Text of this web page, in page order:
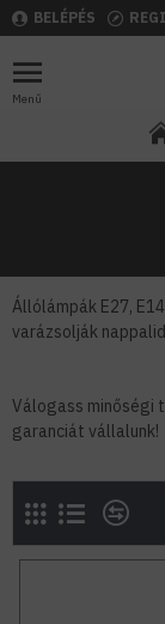
BELÉPÉS
Állólámpák E27,
varázsolják
Válogass minőségi
garanciát vállalunk!